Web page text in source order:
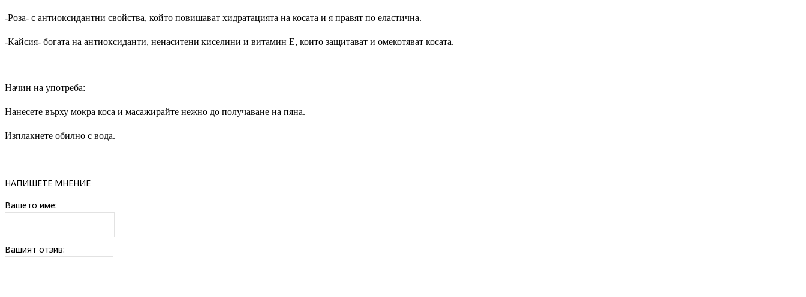
-Роза- с антиоксидантни свойства, който повишават хидратацията на косата и я правят по еластична.
-Кайсия- богата на антиоксиданти, ненаситени киселини и витамин Е, които защитават и омекотяват косата.
Начин на употреба:
Нанесете върху мокра коса и масажирайте нежно до получаване на пяна.
Изплакнете обилно с вода.
НАПИШЕТЕ МНЕНИЕ
Вашето име:
Вашият отзив: